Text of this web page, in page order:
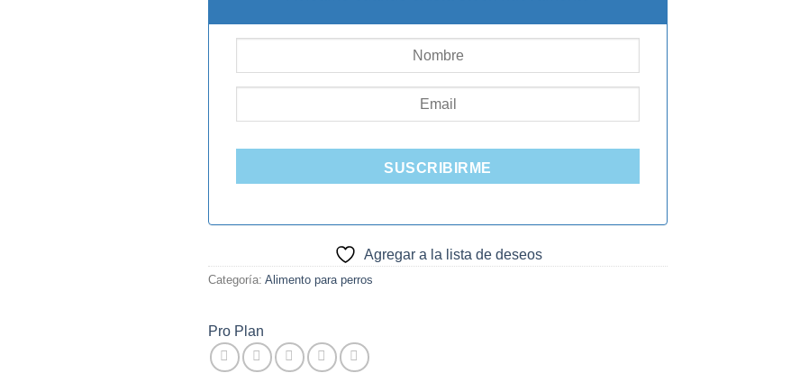
SUSCRIBIRME
Agregar a la lista de deseos
Categoría: Alimento para perros
Pro Plan